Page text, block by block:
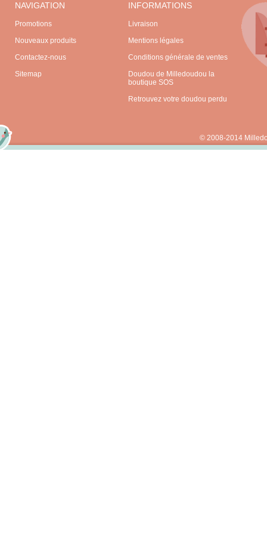
NAVIGATION
Promotions
Nouveaux produits
Contactez-nous
Sitemap
INFORMATIONS
Livraison
Mentions légales
Conditions générale de ventes
Doudou de Milledoudou la
boutique SOS
Retrouvez votre doudou perdu
© 2008-2014